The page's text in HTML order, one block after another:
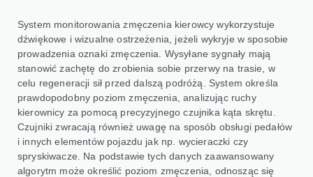
System monitorowania zmęczenia kierowcy wykorzystuje
dźwiękowe i wizualne ostrzeżenia, jeżeli wykryje w sposobie
prowadzenia oznaki zmęczenia. Wysyłane sygnały mają
stanowić zachętę do zrobienia sobie przerwy na trasie, w
celu regeneracji sił przed dalszą podróżą. System określa
prawdopodobny poziom zmęczenia, analizując ruchy
kierownicy za pomocą precyzyjnego czujnika kąta skrętu.
Czujniki zwracają również uwagę na sposób obsługi pedałów
i innych elementów pojazdu jak np. wycieraczki czy
spryskiwacze. Na podstawie tych danych zaawansowany
algorytm może określić poziom zmęczenia, odnosząc się